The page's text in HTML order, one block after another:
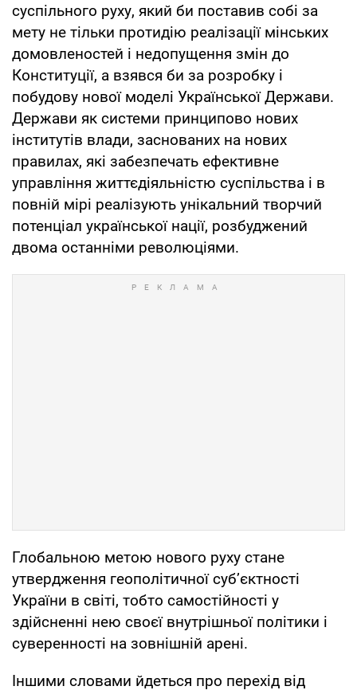
суспільного руху, який би поставив собі за
мету не тільки протидію реалізації мінських
домовленостей і недопущення змін до
Конституції, а взявся би за розробку і
побудову нової моделі Української Держави.
Держави як системи принципово нових
інститутів влади, заснованих на нових
правилах, які забезпечать ефективне
управління життєдіяльністю суспільства і в
повній мірі реалізують унікальний творчий
потенціал української нації, розбуджений
двома останніми революціями.
Глобальною метою нового руху стане
утвердження геополітичної суб’єктності
України в світі, тобто самостійності у
здійсненні нею своєї внутрішньої політики і
суверенності на зовнішній арені.
Іншими словами йдеться про перехід від